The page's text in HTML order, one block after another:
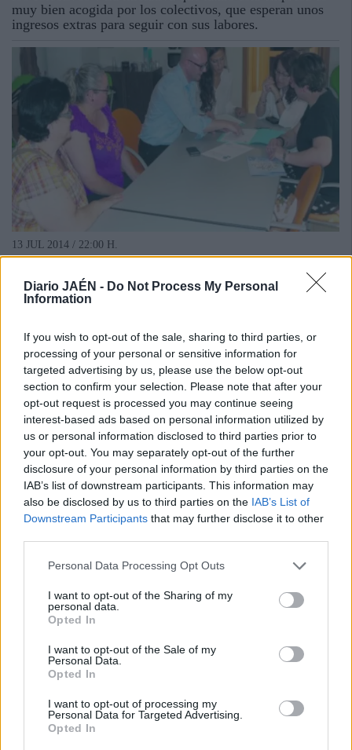
Diario JAÉN - Do Not Process My Personal
Information
If you wish to opt-out of the sale, sharing to third parties, or
processing of your personal or sensitive information for
targeted advertising by us, please use the below opt-out
section to confirm your selection. Please note that after your
opt-out request is processed you may continue seeing
interest-based ads based on personal information utilized by
us or personal information disclosed to third parties prior to
your opt-out. You may separately opt-out of the further
disclosure of your personal information by third parties on the
IAB’s list of downstream participants. This information may
also be disclosed by us to third parties on the IAB’s List of
Downstream Participants that may further disclose it to other
Personal Data Processing Opt Outs
I want to opt-out of the Sharing of my
personal data.
Opted In
I want to opt-out of the Sale of my
Personal Data.
Opted In
I want to opt-out of processing my
Personal Data for Targeted Advertising.
Opted In
muy bien acogida por los colectivos, que esperan unos
ingresos extras para seguir con sus labores.
13 JUL 2014 / 22:00 H.